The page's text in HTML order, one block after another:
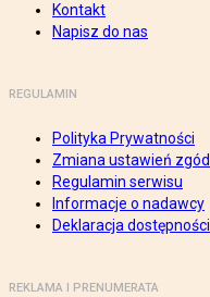
Kontakt
Napisz do nas
REGULAMIN
Polityka Prywatności
Zmiana ustawień zgód
Regulamin serwisu
Informacje o nadawcy
Deklaracja dostępności
REKLAMA I PRENUMERATA